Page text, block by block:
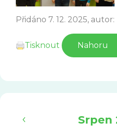
Přidáno 7. 12. 2025,
Tisknout Nahoru
Srpen